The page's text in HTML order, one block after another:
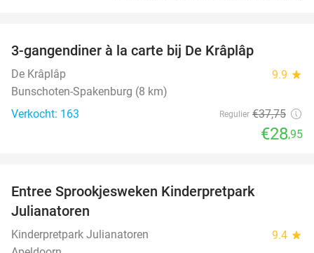
3-gangendiner à la carte bij De Krâplâp
De Krâplâp 9.9 star
Bunschoten-Spakenburg (8 km)
Verkocht: 163
Regulier €37,75
€28,95
Entree Sprookjesweken Kinderpretpark
Julianatoren
Kinderpretpark Julianatoren 9.4 star